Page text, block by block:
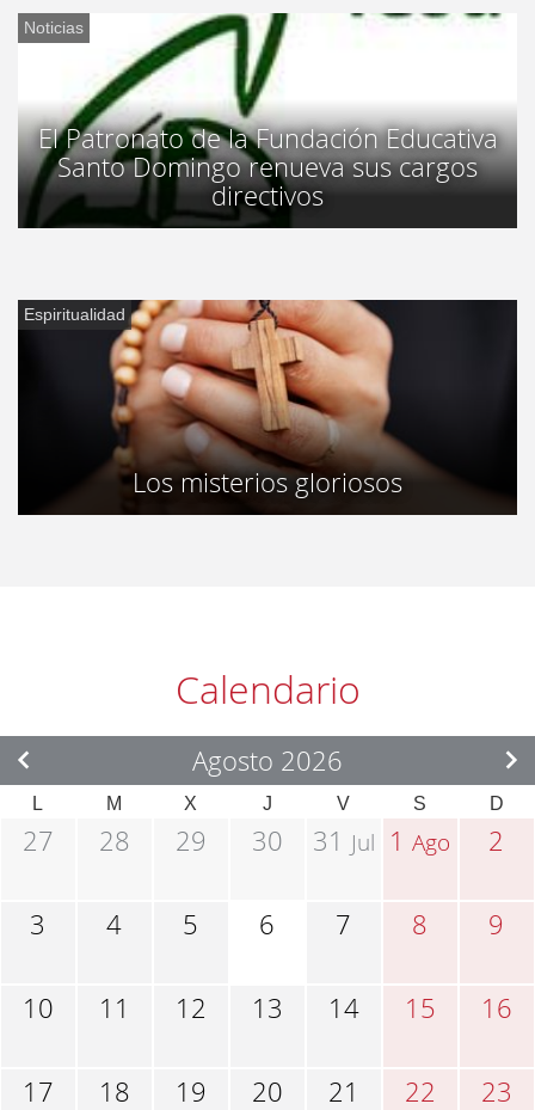
Noticias
El Patronato de la Fundación Educativa
Santo Domingo renueva sus cargos
directivos
Espiritualidad
Los misterios gloriosos
Calendario
Agosto 2026
L M X J V S D
27 28 29 30 31 Jul 1Ago 2
3 4 5 6 7 8 9
10 11 12 13 14 15 16
17 18 19 20 21 22 23